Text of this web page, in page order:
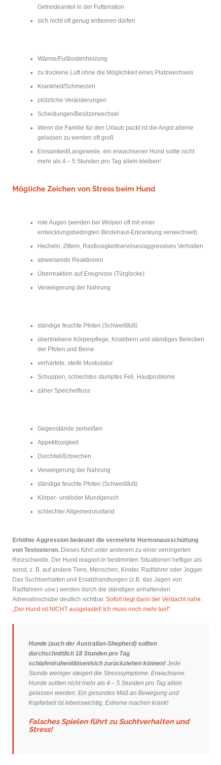
Getreideanteil in der Futterration
sich nicht oft genug entleeren dürfen
Wärme/Fußbodenheizung
zu trockene Luft ohne die Möglichkeit eines Platzwechsels
Krankheit/Schmerzen
plötzliche Veränderungen
Scheidungen/Besitzerwechsel
Wenn die Familie für den Urlaub packt ist die Angst alleine
gelassen zu werden oft groß
Einsamkeit/Langeweile, ein erwachsener Hund sollte nicht
mehr als 4 – 5 Stunden pro Tag allein bleiben!
Mögliche Zeichen von Stress beim Hund
rote Augen (werden bei Welpen oft mit einer
entwicklungsbedingten Bindehaut-Erkrankung verwechselt)
Hecheln, Zittern, Rastlosigkeitnervöses/aggressives Verhalten
abweisende Reaktionen
Überreaktion auf Ereignisse (Türglocke)
Verweigerung der Nahrung
ständige feuchte Pfoten (Schweißfuß)
übertriebene Körperpflege, Knabbern und ständiges Belecken
der Pfoten und Beine
verhärtete, steife Muskulatur
Schuppen, schlechtes stumpfes Fell, Hautprobleme
zäher Speichelfluss
Gegenstände zerbeißen
Appetitlosigkeit
Durchfall/Erbrechen
Verweigerung der Nahrung
ständige feuchte Pfoten (Schweißfuß)
Körper- und/oder Mundgeruch
schlechter Allgemeinzustand
Erhöhte Aggression bedeutet die vermehrte Hormonausschüttung
von Testosteron. Dieses führt unter anderem zu einer verringerten
Reizschwelle. Der Hund reagiert in bestimmten Situationen heftiger als
sonst, z. B. auf andere Tiere, Menschen, Kinder, Radfahrer oder Jogger.
Das Suchtverhalten und Ersatzhandlungen (z.B. das Jagen von
Radfahrern usw.) werden durch die ständigen anhaltenden
Adrenalinschübe deutlich sichtbar. Sofort liegt dann der Verdacht nahe:
„Der Hund ist NICHT ausgelastet! Ich muss noch mehr tun!“
Hunde (auch der Australian-Shepherd) sollten
durchschnittlich 18 Stunden pro Tag
schlafen/ruhen/dösen/sich zurückziehen können! Jede
Stunde weniger steigert die Stresssymptome. Erwachsene
Hunde sollten nicht mehr als 4 – 5 Stunden pro Tag allein
gelassen werden. Ein gesundes Maß an Bewegung und
Kopfarbeit ist lebenswichtig, Extreme machen krank!
Falsches Spielen führt zu Suchtverhalten und
Stress!